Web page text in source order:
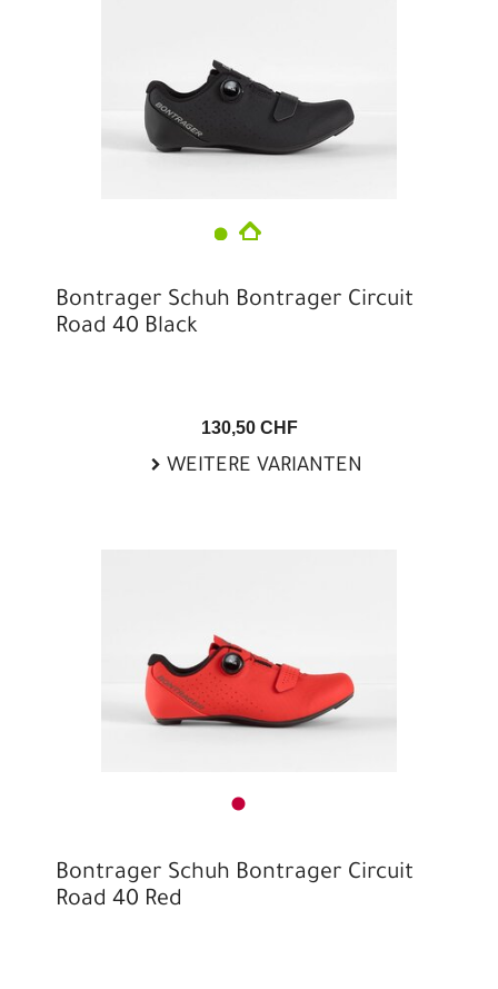
Bontrager Schuh Bontrager Circuit
Road 40 Black
130,50 CHF
WEITERE VARIANTEN
Bontrager Schuh Bontrager Circuit
Road 40 Red